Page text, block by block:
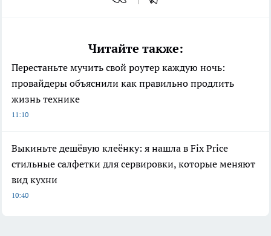
Читайте также:
Перестаньте мучить свой роутер каждую ночь:
провайдеры объяснили как правильно продлить
жизнь технике
11:10
Выкиньте дешёвую клеёнку: я нашла в Fix Price
стильные салфетки для сервировки, которые меняют
вид кухни
10:40